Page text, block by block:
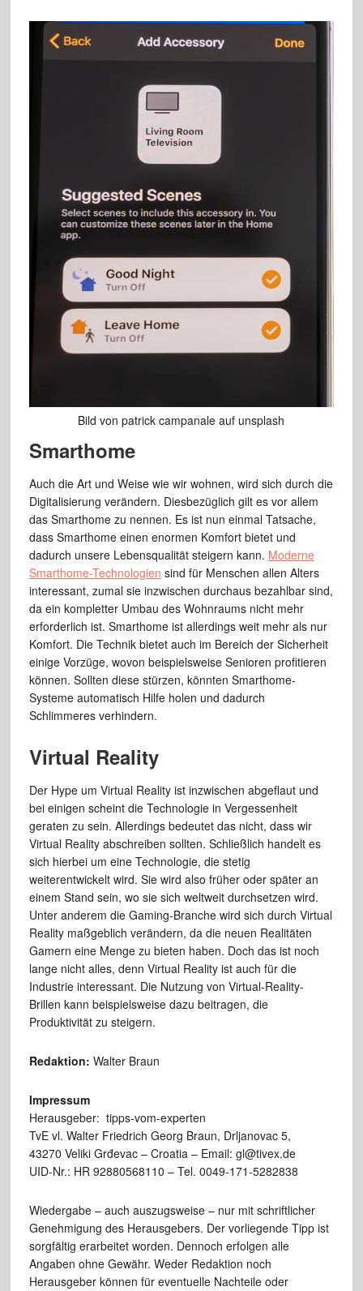
Bild von patrick campanale auf unsplash
Smarthome
Auch die Art und Weise wie wir wohnen, wird sich durch die
Digitalisierung verändern. Diesbezüglich gilt es vor allem
das Smarthome zu nennen. Es ist nun einmal Tatsache,
dass Smarthome einen enormen Komfort bietet und
dadurch unsere Lebensqualität steigern kann. Moderne
Smarthome-Technologien sind für Menschen allen Alters
interessant, zumal sie inzwischen durchaus bezahlbar sind,
da ein kompletter Umbau des Wohnraums nicht mehr
erforderlich ist. Smarthome ist allerdings weit mehr als nur
Komfort. Die Technik bietet auch im Bereich der Sicherheit
einige Vorzüge, wovon beispielsweise Senioren profitieren
können. Sollten diese stürzen, könnten Smarthome-
Systeme automatisch Hilfe holen und dadurch
Schlimmeres verhindern.
Virtual Reality
Der Hype um Virtual Reality ist inzwischen abgeflaut und
bei einigen scheint die Technologie in Vergessenheit
geraten zu sein. Allerdings bedeutet das nicht, dass wir
Virtual Reality abschreiben sollten. Schließlich handelt es
sich hierbei um eine Technologie, die stetig
weiterentwickelt wird. Sie wird also früher oder später an
einem Stand sein, wo sie sich weltweit durchsetzen wird.
Unter anderem die Gaming-Branche wird sich durch Virtual
Reality maßgeblich verändern, da die neuen Realitäten
Gamern eine Menge zu bieten haben. Doch das ist noch
lange nicht alles, denn Virtual Reality ist auch für die
Industrie interessant. Die Nutzung von Virtual-Reality-
Brillen kann beispielsweise dazu beitragen, die
Produktivität zu steigern.
Redaktion: Walter Braun
Impressum
Herausgeber: tipps-vom-experten
TvE vl. Walter Friedrich Georg Braun, Drljanovac 5,
43270 Veliki Grđevac – Croatia – Email: gl@tivex.de
UID-Nr.: HR 92880568110 – Tel. 0049-171-5282838
Wiedergabe – auch auszugsweise – nur mit schriftlicher
Genehmigung des Herausgebers. Der vorliegende Tipp ist
sorgfältig erarbeitet worden. Dennoch erfolgen alle
Angaben ohne Gewähr. Weder Redaktion noch
Herausgeber können für eventuelle Nachteile oder